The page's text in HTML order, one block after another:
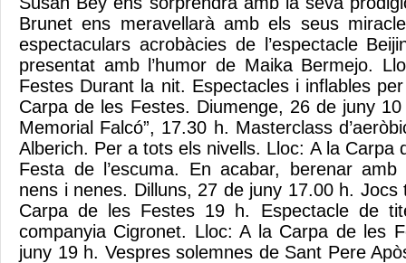
Brunet ens meravellarà amb els seus
espectaculars acrobàcies de l’espectacle
presentat amb l’humor de Maika Bermejo.
Festes Durant la nit. Espectacles i inflables
Carpa de les Festes. Diumenge, 26 de juny
Memorial Falcó”, 17.30 h. Masterclass
Alberich. Per a tots els nivells. Lloc: A la Carpa
Festa de l’escuma. En acabar, berenar
nens i nenes. Dilluns, 27 de juny 17.00 h. Jocs
Carpa de les Festes 19 h. Espectacle de
companyia Cigronet. Lloc: A la Carpa de les
juny 19 h. Vespres solemnes de Sant Pere